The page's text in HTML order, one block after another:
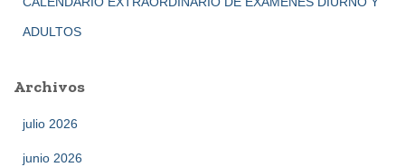
ADULTOS
Archivos
julio 2026
junio 2026